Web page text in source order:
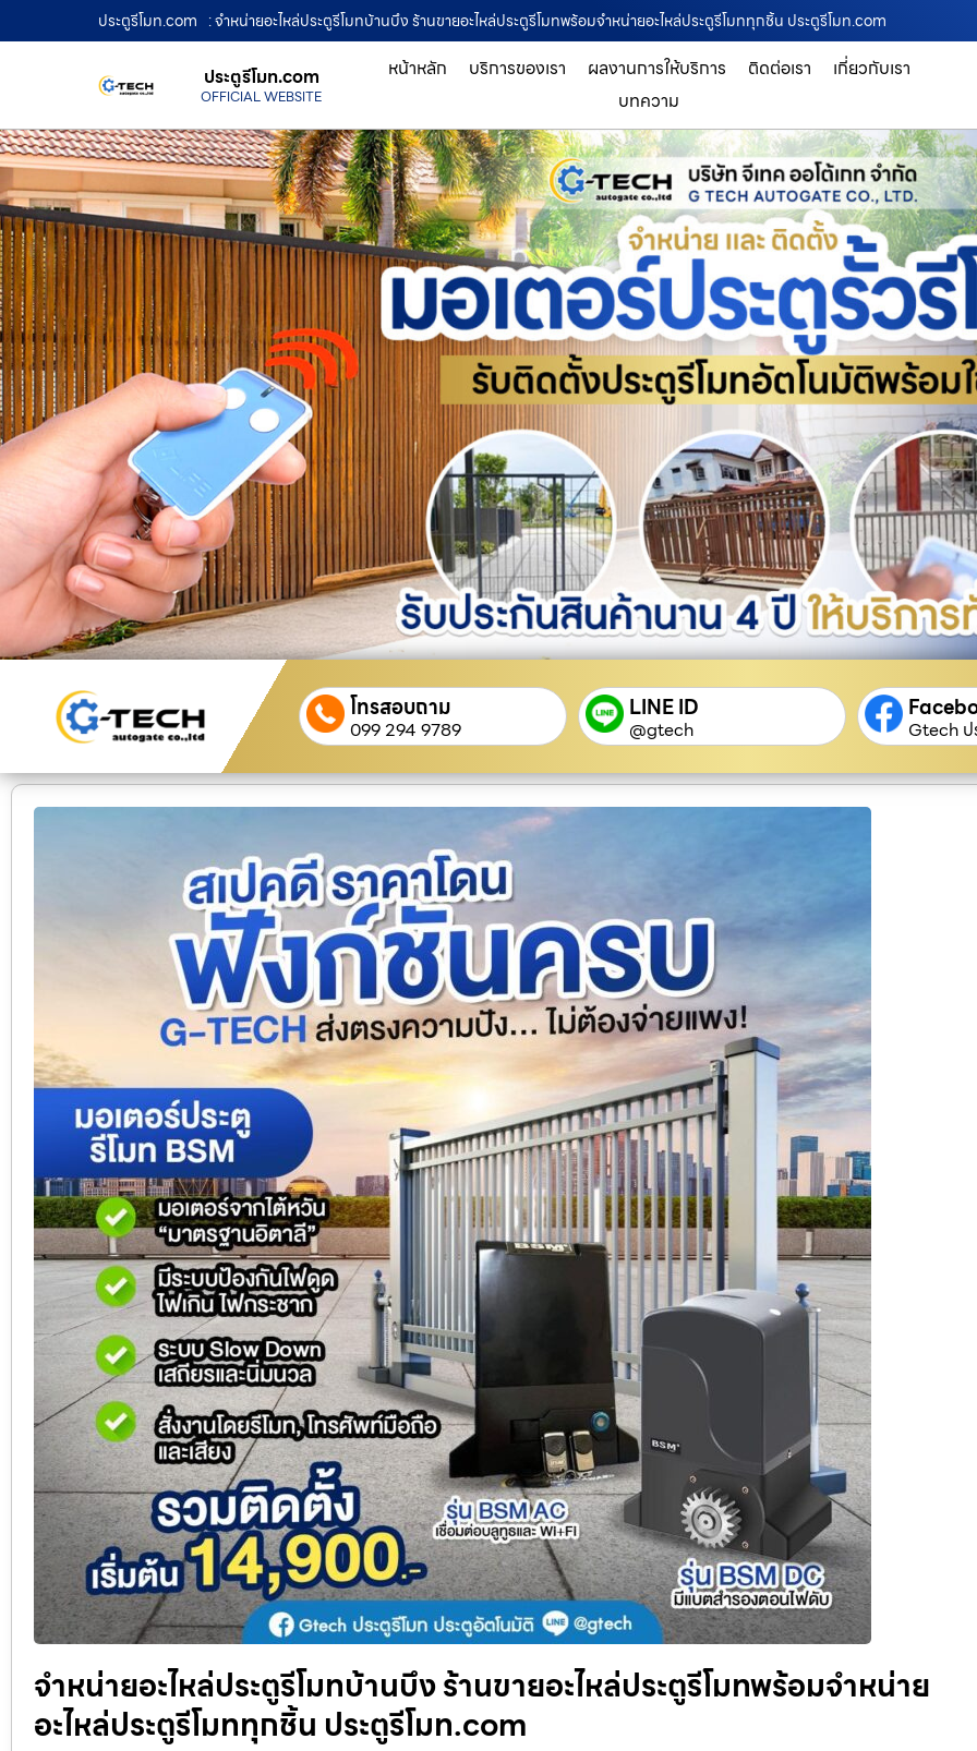
ประตูรีโมท.com : จำหน่ายอะไหล่ประตูรีโมทบ้านบึง ร้านขายอะไหล่ประตูรีโมทพร้อมจำหน่ายอะไหล่ประตูรีโมททุกชิ้น ประตูรีโมท.com
ประตูรีโมท.com
OFFICIAL WEBSITE
หน้าหลัก บริการของเรา ผลงานการให้บริการ ติดต่อเรา
เกี่ยวกับเรา
บทความ
โทรสอบถาม
099 294 9789
LINE ID
@gtech Gtech ป
จำหน่ายอะไหล่ประตูรีโมทบ้านบึง ร้านขายอะไหล่ประตูรีโมทพร้อมจำหน่าย
อะไหล่ประตูรีโมททุกชิ้น ประตูรีโมท.com